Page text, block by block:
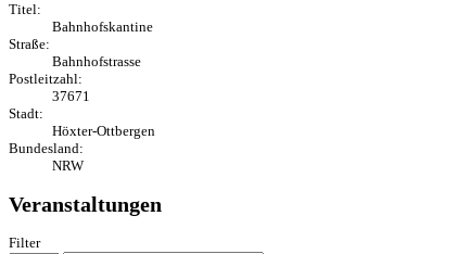
Titel:
Bahnhofskantine
Straße:
Bahnhofstrasse
Postleitzahl:
37671
Stadt:
Höxter-Ottbergen
Bundesland:
NRW
Veranstaltungen
Filter